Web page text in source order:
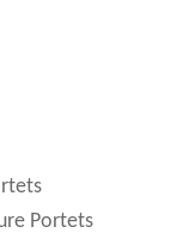
Portets